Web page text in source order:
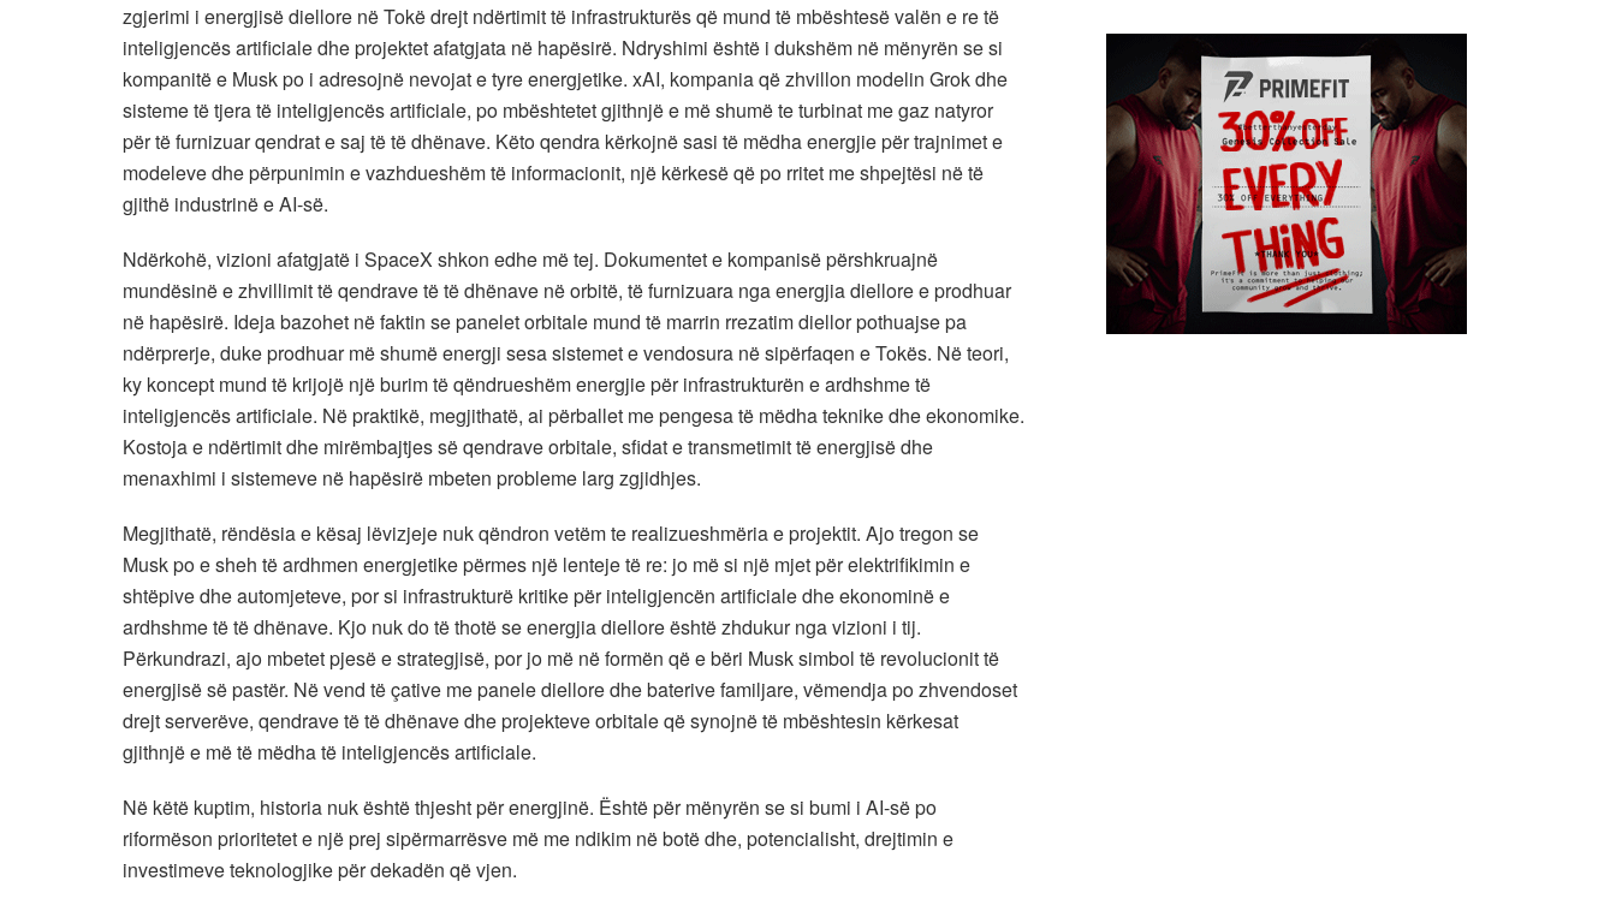
zgjerimi i energjisë diellore në Tokë drejt ndërtimit të infrastrukturës që mund të mbështesë valën e re të
inteligjencës artificiale dhe projektet afatgjata në hapësirë. Ndryshimi është i dukshëm në mënyrën se si
kompanitë e Musk po i adresojnë nevojat e tyre energjetike. xAI, kompania që zhvillon modelin Grok dhe
sisteme të tjera të inteligjencës artificiale, po mbështetet gjithnjë e më shumë te turbinat me gaz natyror
për të furnizuar qendrat e saj të të dhënave. Këto qendra kërkojnë sasi të mëdha energjie për trajnimet e
modeleve dhe përpunimin e vazhdueshëm të informacionit, një kërkesë që po rritet me shpejtësi në të
gjithë industrinë e AI-së.
Ndërkohë, vizioni afatgjatë i SpaceX shkon edhe më tej. Dokumentet e kompanisë përshkruajnë
mundësinë e zhvillimit të qendrave të të dhënave në orbitë, të furnizuara nga energjia diellore e prodhuar
në hapësirë. Ideja bazohet në faktin se panelet orbitale mund të marrin rrezatim diellor pothuajse pa
ndërprerje, duke prodhuar më shumë energji sesa sistemet e vendosura në sipërfaqen e Tokës. Në teori,
ky koncept mund të krijojë një burim të qëndrueshëm energjie për infrastrukturën e ardhshme të
inteligjencës artificiale. Në praktikë, megjithatë, ai përballet me pengesa të mëdha teknike dhe ekonomike.
Kostoja e ndërtimit dhe mirëmbajtjes së qendrave orbitale, sfidat e transmetimit të energjisë dhe
menaxhimi i sistemeve në hapësirë mbeten probleme larg zgjidhjes.
Megjithatë, rëndësia e kësaj lëvizjeje nuk qëndron vetëm te realizueshmëria e projektit. Ajo tregon se
Musk po e sheh të ardhmen energjetike përmes një lenteje të re: jo më si një mjet për elektrifikimin e
shtëpive dhe automjeteve, por si infrastrukturë kritike për inteligjencën artificiale dhe ekonominë e
ardhshme të të dhënave. Kjo nuk do të thotë se energjia diellore është zhdukur nga vizioni i tij.
Përkundrazi, ajo mbetet pjesë e strategjisë, por jo më në formën që e bëri Musk simbol të revolucionit të
energjisë së pastër. Në vend të çative me panele diellore dhe baterive familjare, vëmendja po zhvendoset
drejt serverëve, qendrave të të dhënave dhe projekteve orbitale që synojnë të mbështesin kërkesat
gjithnjë e më të mëdha të inteligjencës artificiale.
Në këtë kuptim, historia nuk është thjesht për energjinë. Është për mënyrën se si bumi i AI-së po
riformëson prioritetet e një prej sipërmarrësve më me ndikim në botë dhe, potencialisht, drejtimin e
investimeve teknologjike për dekadën që vjen.